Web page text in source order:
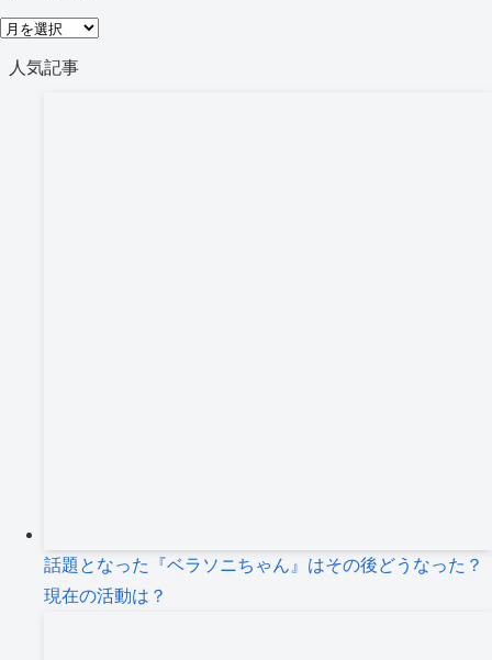
リ
ー
ア
人気記事
話題となった『ベラソニちゃん』はその後どうなった？
現在の活動は？